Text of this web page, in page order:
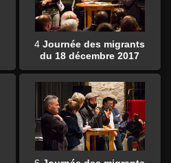
4 Journée des migrants
du 18 décembre 2017